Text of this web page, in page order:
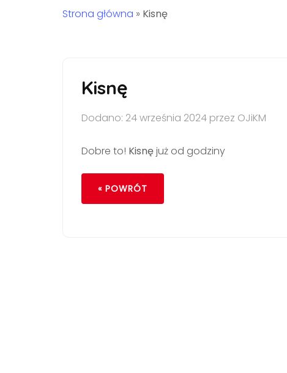
Strona główna » Kisnę
Kisnę
Dodano: 24 września 2024 przez OJiKM
Dobre to! Kisnęjuż od godziny
« POWRÓT